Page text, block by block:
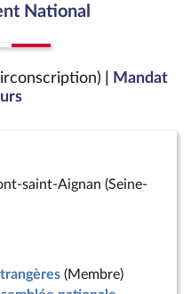
National
| Mandat
saint-Aignan (Seine-
(Membre)